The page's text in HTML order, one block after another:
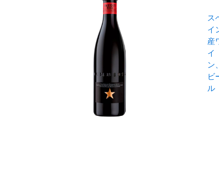
ス
イ
産
イ
ン
ビ
ル